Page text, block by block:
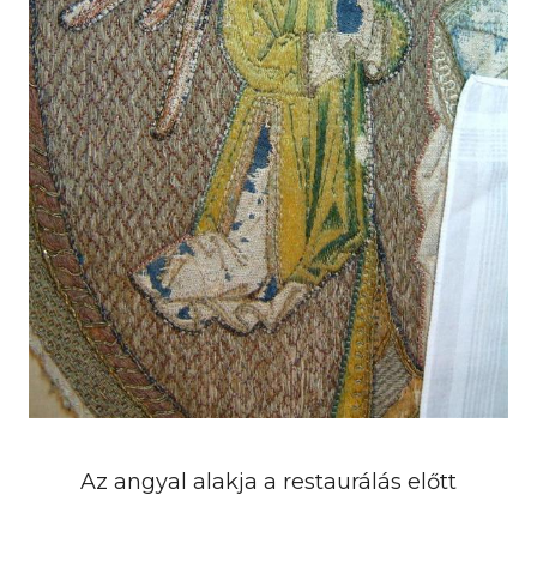
Az angyal alakja a restaurálás előtt